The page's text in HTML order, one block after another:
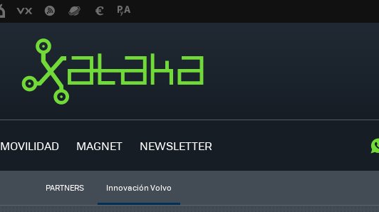
MOVILIDAD MAGNET NEWSLETTER
PARTNERS Innovación Volvo